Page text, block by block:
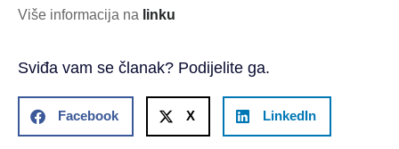
Više informacija na linku
Sviđa vam se članak? Podijelite ga.
Facebook X LinkedIn